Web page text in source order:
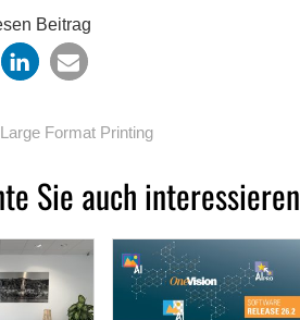
Beitrag
Large Format Printing
Sie auch interessieren